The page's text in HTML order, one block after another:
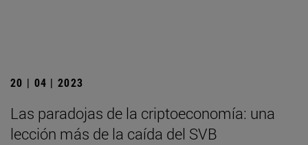
20 | 04 | 2023
Las paradojas de la criptoeconomía: una
lección más de la caída del SVB